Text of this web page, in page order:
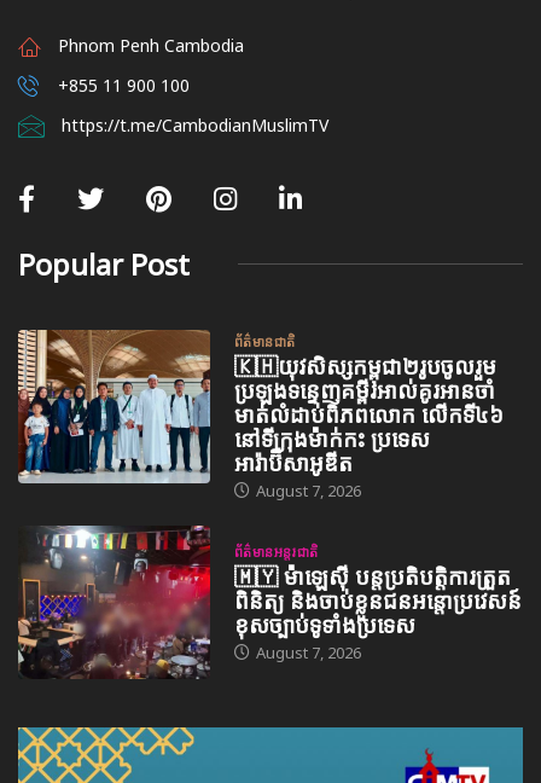
Phnom Penh Cambodia
+855 11 900 100
https://t.me/CambodianMuslimTV
Popular Post
ព័ត៌មានជាតិ
🇰🇭យុវសិស្សកម្ពុជា២រូបចូលរួម
ប្រឡងទន្ទេញគម្ពីរអាល់គូរអានចាំ
មាត់លំដាប់ពិភពលោក លើកទី៤៦
នៅទីក្រុងម៉ាក់កះ ប្រទេស
អារ៉ាប៊ីសាអូឌីត
August 7, 2026
ព័ត៌មានអន្តរជាតិ
🇲🇾 ម៉ាឡេស៊ី បន្តប្រតិបត្តិការត្រួត
ពិនិត្យ និងចាប់ខ្លួនជនអន្តោប្រវេសន៍
ខុសច្បាប់ទូទាំងប្រទេស
August 7, 2026